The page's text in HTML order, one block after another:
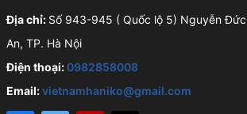
Địa chỉ: Số 943-945 ( Quốc lộ 5) Nguyễn Đức
An, TP. Hà Nội
Điện thoại:0982858008
Email:vietnamhaniko@gmail.com